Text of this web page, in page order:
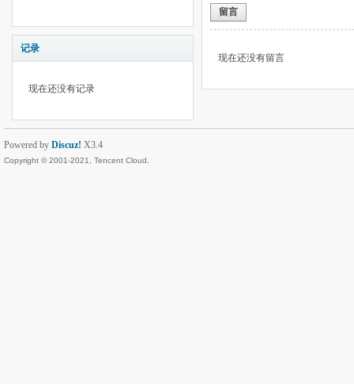
记录
现在还没有记录
留言
现在还没有留言
Powered by Discuz! X3.4
Copyright © 2001-2021, Tencent Cloud.